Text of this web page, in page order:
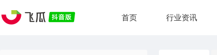
首页 行业资讯